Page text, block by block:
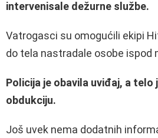
intervenisale dežurne službe.
Vatrogasci su omogućili ekipi
do tela nastradale osobe ispod
Policija je obavila uviđaj, a telo
obdukciju.
Još uvek nema dodatnih